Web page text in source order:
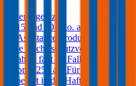
zu
15 und 20 Mio. an. Gegen
Assistance-Produkt, eine
Rechtsschutzversicherung
Fahrer fällt im Falle eines
von € 250 an. Für Fahrer unter
in der Haftpflicht 400€.